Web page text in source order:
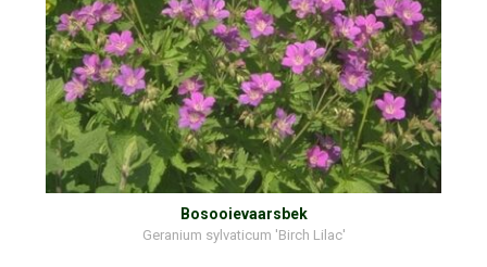
Bosooievaarsbek
Geranium sylvaticum 'Birch Lilac'